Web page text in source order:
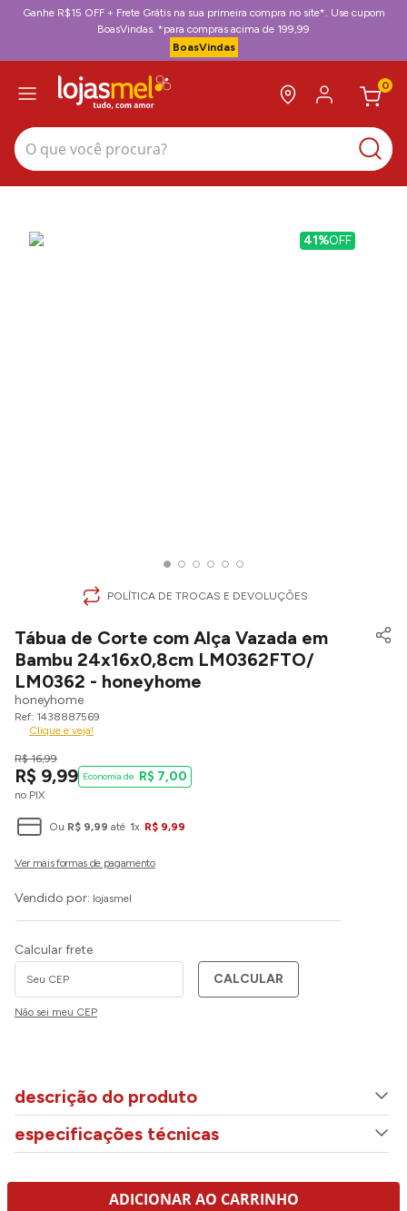
Ganhe R$15 OFF + Frete Grátis na sua primeira compra no site*. Use cupom
BoasVindas. *para compras acima de 199,99
BoasVindas
0
O que você procura?
41%OFF
POLÍTICA DE TROCAS E DEVOLUÇÕES
Tábua de Corte com Alça Vazada em
Bambu 24x16x0,8cm LM0362FTO/
LM0362 - honeyhome
honeyhome
1438887569
Clique e veja!
R$ 16,99
R$ 9,99
no PIX
R$ 7,00
Ou R$ 9,99 até 1x R$ 9,99
Vendido por: lojasmel
Calcular frete
CALCULAR
Não sei meu CEP
descrição do produto
especificações técnicas
ADICIONAR AO CARRINHO